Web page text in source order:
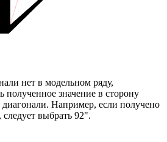
нет в модельном ряду,
полученное значение в сторону
Например, если получено
выбрать 92".